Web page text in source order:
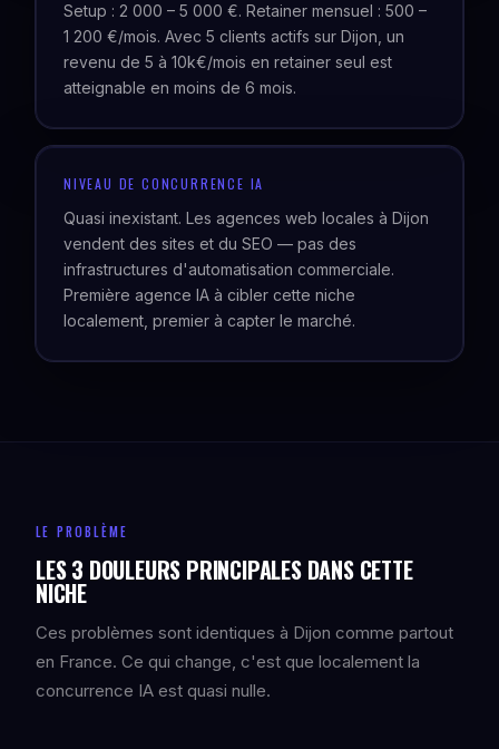
Setup : 2 000 – 5 000 €. Retainer mensuel : 500 –
1 200 €/mois. Avec 5 clients actifs sur Dijon, un
revenu de 5 à 10k€/mois en retainer seul est
atteignable en moins de 6 mois.
NIVEAU DE CONCURRENCE IA
Quasi inexistant. Les agences web locales à Dijon
vendent des sites et du SEO — pas des
infrastructures d'automatisation commerciale.
Première agence IA à cibler cette niche
localement, premier à capter le marché.
LE PROBLÈME
LES 3 DOULEURS PRINCIPALES DANS CETTE
NICHE
Ces problèmes sont identiques à Dijon comme partout
en France. Ce qui change, c'est que localement la
concurrence IA est quasi nulle.